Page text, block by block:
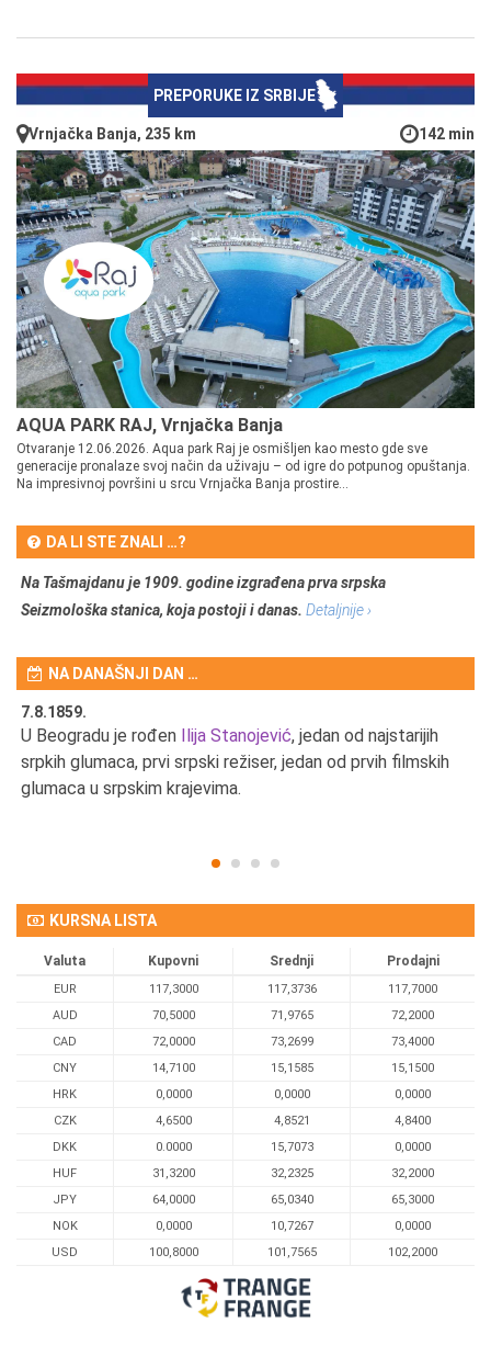
PREPORUKE IZ SRBIJE
Vrnjačka Banja, 235 km 142 min
AQUA PARK RAJ, Vrnjačka Banja
Otvaranje 12.06.2026. Aqua park Raj je osmišljen kao mesto gde sve
generacije pronalaze svoj način da uživaju – od igre do potpunog opuštanja.
Na impresivnoj površini u srcu Vrnjačka Banja prostire...
DA LI STE ZNALI …?
Na Tašmajdanu je 1909. godine izgrađena prva srpska
Seizmološka stanica, koja postoji i danas. Detaljnije ›
NA DANAŠNJI DAN …
7.8.1859.
U Beogradu je rođen Ilija Stanojević, jedan od najstarijih
srpkih glumaca, prvi srpski režiser, jedan od prvih filmskih
glumaca u srpskim krajevima.
KURSNA LISTA
Valuta Kupovni Srednji Prodajni
EUR 117,3000 117,3736
117,7000
AUD
70,5000 71,9765
72,2000
CAD
72,0000 73,2699
73,4000
CNY
14,7100 15,1585
15,1500
HRK
0,0000 0,0000
0,0000
CZK
4,6500 4,8521
4,8400
DKK
0.0000 15,7073
0,0000
HUF
31,3200 32,2325
32,2000
JPY
64,0000 65,0340
65,3000
NOK
0,0000 10,7267
0,0000
USD
100,8000 101,7565 102,2000